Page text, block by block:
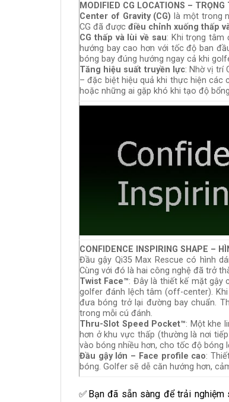
MODIFIED CG LOCATIONS –
Center of Gravity (CG) là một trong
CG đã được điều chỉnh xuống thấp
CG thấp và lùi về sau: Khi trọng tâm
hướng bay cao hơn với tốc độ ban
bóng bay đúng hướng ngay cả khi
Tăng hiệu suất truyền lực: Nhờ vị trí
– đặc biệt hiệu quả khi thực hiện các
hoặc những ai gặp khó khi tạo độ
CONFIDENCE INSPIRING SHAPE –
Đầu gậy Qi35 Max Rescue có hình
Cùng với đó là hai công nghệ đã trở
Twist Face™: Đây là thiết kế mặt gậy
golfer đánh lệch tâm (off-center).
đưa bóng trở lại đường bay chuẩn.
trong mỗi cú đánh.
Thru-Slot Speed Pocket™: Một khe
hơn ở khu vực thấp (thường là nơi
vào bóng nhiều hơn, cho tốc độ bóng
Đầu gậy lớn – Face profile cao:
bóng. Golfer sẽ dễ căn hướng hơn,
✅Bạn đã sẵn sàng để trải